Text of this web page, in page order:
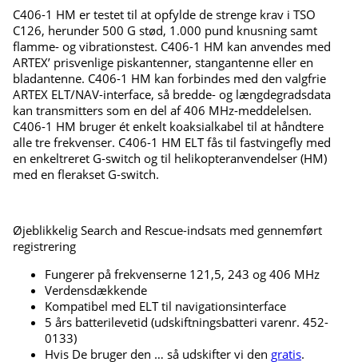
C406-1 HM er testet til at opfylde de strenge krav i TSO
C126, herunder 500 G stød, 1.000 pund knusning samt
flamme- og vibrationstest. C406-1 HM kan anvendes med
ARTEX’ prisvenlige piskantenner, stangantenne eller en
bladantenne. C406-1 HM kan forbindes med den valgfrie
ARTEX ELT/NAV-interface, så bredde- og længdegradsdata
kan transmitters som en del af 406 MHz-meddelelsen.
C406-1 HM bruger ét enkelt koaksialkabel til at håndtere
alle tre frekvenser. C406-1 HM ELT fås til fastvingefly med
en enkeltreret G-switch og til helikopteranvendelser (HM)
med en flerakset G-switch.
Øjeblikkelig Search and Rescue-indsats med gennemført
registrering
Fungerer på frekvenserne 121,5, 243 og 406 MHz
Verdensdækkende
Kompatibel med ELT til navigationsinterface
5 års batterilevetid (udskiftningsbatteri varenr. 452-
0133)
Hvis De bruger den … så udskifter vi den gratis.